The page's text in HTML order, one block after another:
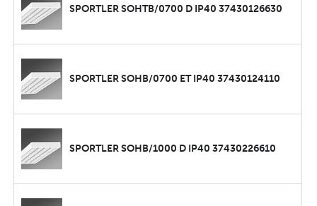
SPORTLER SOHTB/0700 D IP40 37430126630
SPORTLER SOHB/0700 ET IP40 37430124110
SPORTLER SOHB/1000 D IP40 37430226610